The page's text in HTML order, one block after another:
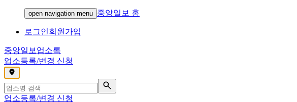
open navigation menu 중앙일보 홈
로그인회원가입
중앙일보 업소록
업소등록/변경 신청
,
업소등록/변경 신청